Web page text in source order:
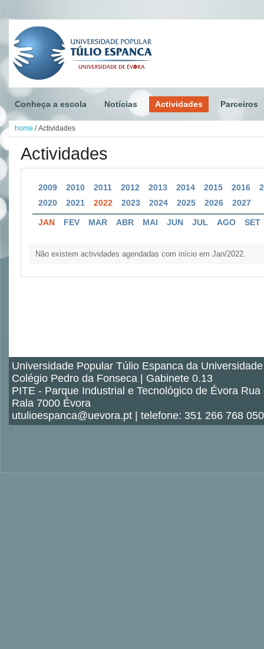
Conheça a escola Notícias Actividades Parceiros
home / Actividades
Actividades
2009 2010 2011 2012 2013 2014 2015 2016
2020
2021 2022 2023 2024 2025 2026 2027
JAN FEV MAR ABR MAI JUN JUL AGO SET
Não existem actividades agendadas com início em Jan/2022.
Universidade Popular Túlio Espanca da
Colégio Pedro da Fonseca | Gabinete 0.13
PITE - Parque Industrial e Tecnológico de Évora Rua
Rala 7000 Évora
utulioespanca@uevora.pt | telefone: 351 266 768 050